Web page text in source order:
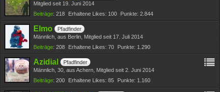
Mitglied seit 19. Juni 2014
Beiträge 218 Erhaltene Likes 100 Punkte 2.844
Elmo
Pfadfinder
Männlich aus Berlin Mitglied seit 17. Juli 2014
Beiträge 208 Erhaltene Likes 70 Punkte 1.290
Azidial
Pfadfinder
Männlich 30 aus Achern Mitglied seit 2. Juni 2014
Beiträge 200 Erhaltene Likes 85 Punkte 1.160